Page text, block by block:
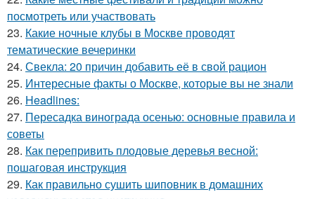
посмотреть или участвовать
23. Какие ночные клубы в Москве проводят
тематические вечеринки
24. Свекла: 20 причин добавить её в свой рацион
25. Интересные факты о Москве, которые вы не знали
26. Headlines:
27. Пересадка винограда осенью: основные правила и
советы
28. Как перепривить плодовые деревья весной:
пошаговая инструкция
29. Как правильно сушить шиповник в домашних